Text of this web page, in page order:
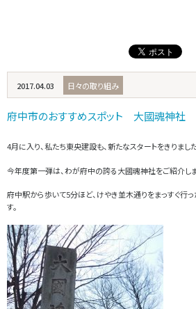
2017.04.03 日々の取り組み
府中市のおすすめスポット 大國魂神社
4月に入り、私たち東央建設も、新たなスタートをきりました
今年度第一弾は、わが府中の誇る大國魂神社をご紹介しま
府中駅から歩いて5分ほど、けやき並木通りをまっすぐ行
す。